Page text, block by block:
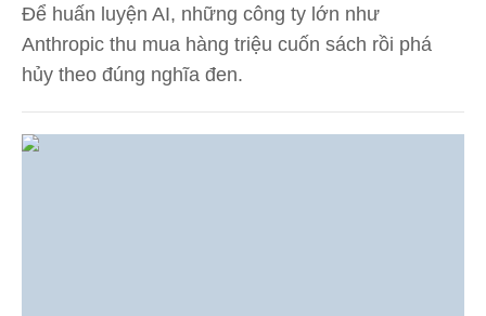
Để huấn luyện AI, những công ty lớn như
Anthropic thu mua hàng triệu cuốn sách rồi phá
hủy theo đúng nghĩa đen.